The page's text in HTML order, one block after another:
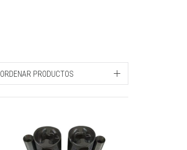
ORDENAR PRODUCTOS